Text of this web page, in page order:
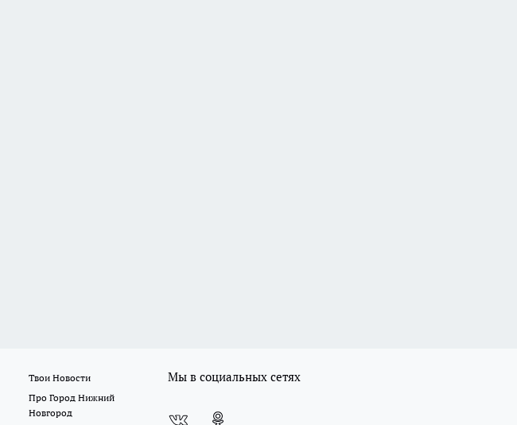
Твои Новости
Про Город Нижний
Новгород
Мы в социальных сетях